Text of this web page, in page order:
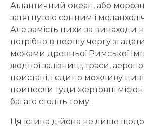
Атлантичний океан, або
затягнутою сонним і
Але замість пихи за винаходи
потрібно в першу чергу
межами древньої Римської
жодної залізниці, траси,
пристані, і єдино можливу
принесли туди жертовні
багато століть тому.
Ця істина дійсна не лише